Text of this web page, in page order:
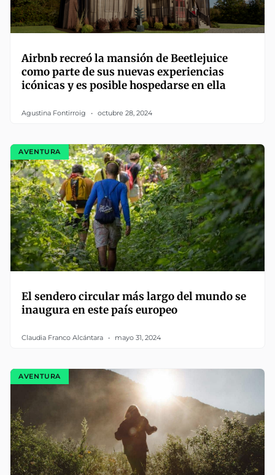
Airbnb recreó la mansión de Beetlejuice
como parte de sus nuevas experiencias
icónicas y es posible hospedarse en ella
Agustina Fontirroig octubre 28, 2024
AVENTURA
El sendero circular más largo del mundo se
inaugura en este país europeo
Claudia Franco Alcántara mayo 31, 2024
AVENTURA